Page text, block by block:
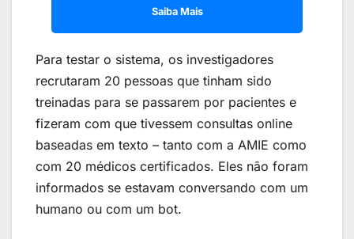
Saiba Mais
Para testar o sistema, os investigadores
recrutaram 20 pessoas que tinham sido
treinadas para se passarem por pacientes e
fizeram com que tivessem consultas online
baseadas em texto – tanto com a AMIE como
com 20 médicos certificados. Eles não foram
informados se estavam conversando com um
humano ou com um bot.